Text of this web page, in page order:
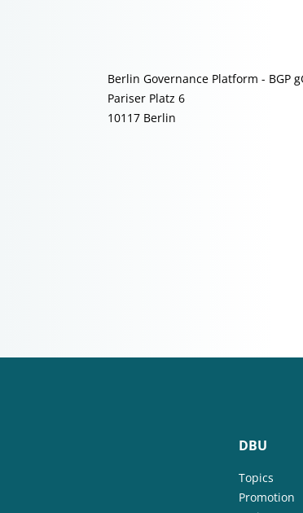
Berlin Governance Platform - BGP
Pariser Platz 6
10117 Berlin
DBU
Topics
Promotion